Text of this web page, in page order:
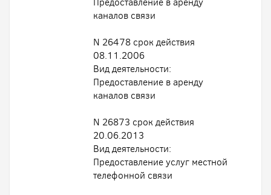
каналов связи
N 26478 срок действия
08.11.2006
Вид деятельности:
Предоставление в аренду
каналов связи
N 26873 срок действия
20.06.2013
Вид деятельности:
Предоставление услуг местной
телефонной связи